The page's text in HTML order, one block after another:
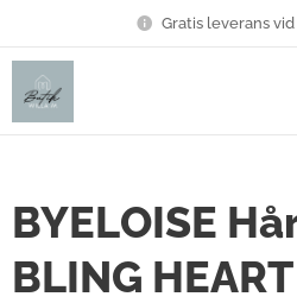
Gratis leverans
BYELOISE
BLING